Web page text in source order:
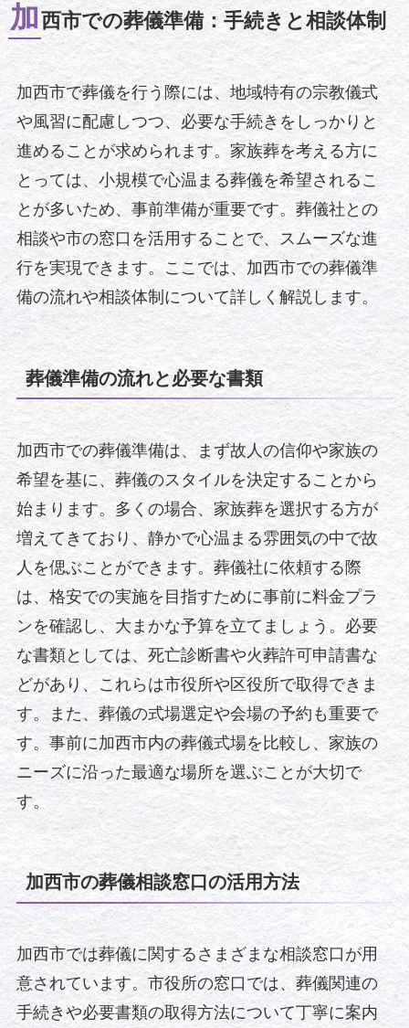
加 西市での葬儀準備：手続きと相談体制
加西市で葬儀を行う際には、地域特有の宗教儀式
や風習に配慮しつつ、必要な手続きをしっかりと
進めることが求められます。家族葬を考える方に
とっては、小規模で心温まる葬儀を希望されるこ
とが多いため、事前準備が重要です。葬儀社との
相談や市の窓口を活用することで、スムーズな進
行を実現できます。ここでは、加西市での葬儀準
備の流れや相談体制について詳しく解説します。
葬儀準備の流れと必要な書類
加西市での葬儀準備は、まず故人の信仰や家族の
希望を基に、葬儀のスタイルを決定することから
始まります。多くの場合、家族葬を選択する方が
増えてきており、静かで心温まる雰囲気の中で故
人を偲ぶことができます。葬儀社に依頼する際
は、格安での実施を目指すために事前に料金プラ
ンを確認し、大まかな予算を立てましょう。必要
な書類としては、死亡診断書や火葬許可申請書な
どがあり、これらは市役所や区役所で取得できま
す。また、葬儀の式場選定や会場の予約も重要で
す。事前に加西市内の葬儀式場を比較し、家族の
ニーズに沿った最適な場所を選ぶことが大切で
す。
加西市の葬儀相談窓口の活用方法
加西市では葬儀に関するさまざまな相談窓口が用
意されています。市役所の窓口では、葬儀関連の
手続きや必要書類の取得方法について丁寧に案内